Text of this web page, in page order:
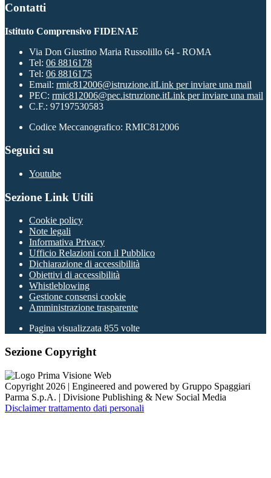
Contatti
Istituto Comprensivo FIDENAE
Via Don Giustino Maria Russolillo 64 - ROMA
Tel: 06 8816178
Tel: 06 8816175
Email: rmic812006@istruzione.itLink per inviare una mail
PEC: rmic812006@pec.istruzione.itLink per inviare una mail
C.F.: 97197530583
Codice Meccanografico: RMIC812006
Seguici su
Youtube
Sezione Link Utili
Cookie policy
Note legali
Informativa Privacy
Ufficio Relazioni con il Pubblico
Dichiarazione di accessibilità
Obiettivi di accessibilità
Whistleblowing
Gestione consensi cookie
Amministrazione trasparente
Pagina visualizzata 855 volte
Sezione Copyright
Copyright 2026 | Engineered and powered by Gruppo Spaggiari
Parma S.p.A. | Divisione Publishing & New Social Media
Disclaimer trattamento dati personali